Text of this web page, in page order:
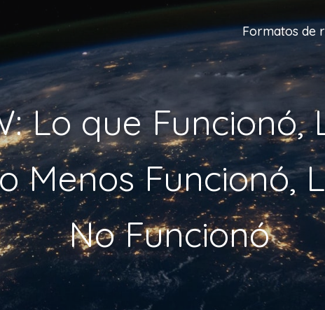
Formatos de
Lo que Funcionó,
Menos Funcionó,
No Funcionó